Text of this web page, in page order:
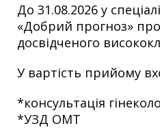
До 31.08.2026 у
«Добрий прогноз»
досвідченого
У вартість прийому
*консультація
*УЗД ОМТ